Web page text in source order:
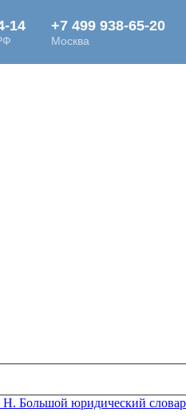
Большой юридический